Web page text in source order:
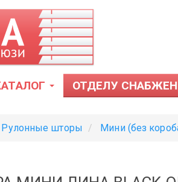
ОТДЕЛУ
Рулонные шторы Мини (без